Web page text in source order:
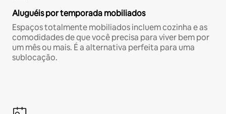
Aluguéis por temporada mobiliados
Espaços totalmente mobiliados incluem cozinha e as
comodidades de que você precisa para viver bem por
um mês ou mais. É a alternativa perfeita para uma
sublocação.